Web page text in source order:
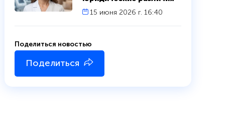
15 июня 2026 г. 16:40
Поделиться новостью
Поделиться